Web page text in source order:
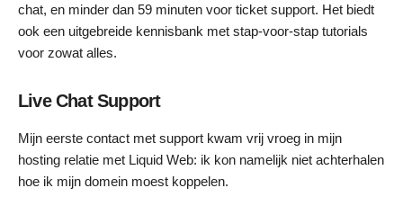
chat, en minder dan 59 minuten voor ticket support. Het biedt
ook een uitgebreide kennisbank met stap-voor-stap tutorials
voor zowat alles.
Live Chat Support
Mijn eerste contact met support kwam vrij vroeg in mijn
hosting relatie met Liquid Web: ik kon namelijk niet achterhalen
hoe ik mijn domein moest koppelen.